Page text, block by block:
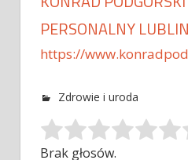
PERSONALNY LUBLIN
https://
Zdrowie i uroda
Brak głosów.